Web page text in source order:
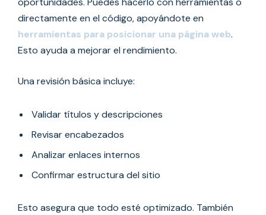
directamente en el código, apoyándote en
herramientas para posicionar una página web.
Esto ayuda a mejorar el rendimiento.
Una revisión básica incluye:
Validar títulos y descripciones
Revisar encabezados
Analizar enlaces internos
Confirmar estructura del sitio
Esto asegura que todo esté optimizado. También